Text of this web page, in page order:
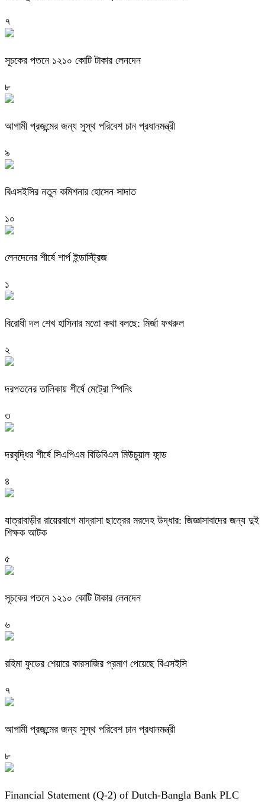
৭
সূচকের পতনে ১২১০ কোটি টাকার লেনদেন
৮
আগামী প্রজন্মের জন্য সুস্থ পরিবেশ চান প্রধানমন্ত্রী
৯
বিএসইসির নতুন কমিশনার হোসেন সাদাত
১০
লেনদেনের শীর্ষে শার্প ইন্ডাস্ট্রিজ
১
বিরোধী দল শেখ হাসিনার মতো কথা বলছে: মির্জা ফখরুল
২
দরপতনের তালিকায় শীর্ষে মেট্রো স্পিনিং
৩
দরবৃদ্ধির শীর্ষে সিএপিএম বিডিবিএল মিউচুয়াল ফান্ড
৪
যাত্রাবাড়ীর রায়েরবাগে মাদ্রাসা ছাত্রের মরদেহ উদ্ধার: জিজ্ঞাসাবাদের জন্য দুই
শিক্ষক আটক
৫
সূচকের পতনে ১২১০ কোটি টাকার লেনদেন
৬
রহিমা ফুডের শেয়ারে কারসাজির প্রমাণ পেয়েছে বিএসইসি
৭
আগামী প্রজন্মের জন্য সুস্থ পরিবেশ চান প্রধানমন্ত্রী
৮
Financial Statement (Q-2) of Dutch-Bangla Bank PLC